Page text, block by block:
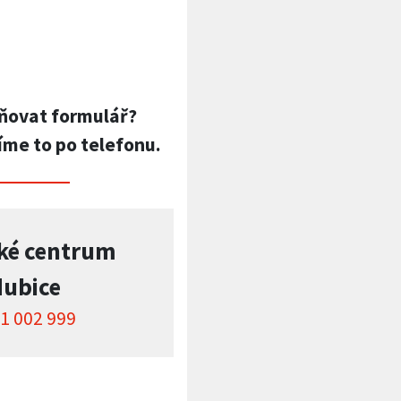
formulář?
to po telefonu.
centrum
002 999